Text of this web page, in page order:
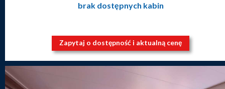
brak dostępnych kabin
Zapytaj o dostępność i aktualną cenę